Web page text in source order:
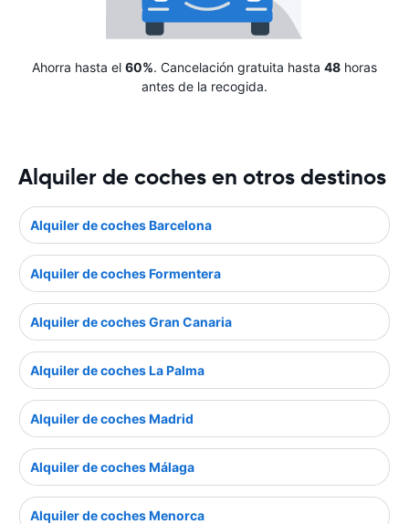
Ahorra hasta el 60%. Cancelación gratuita hasta 48 horas
antes de la recogida.
Alquiler de coches en otros destinos
Alquiler de coches Barcelona
Alquiler de coches Formentera
Alquiler de coches Gran Canaria
Alquiler de coches La Palma
Alquiler de coches Madrid
Alquiler de coches Málaga
Alquiler de coches Menorca